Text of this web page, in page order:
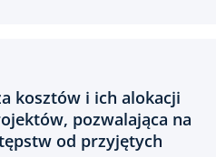
kosztów i ich alokacji
pozwalająca na
od przyjętych